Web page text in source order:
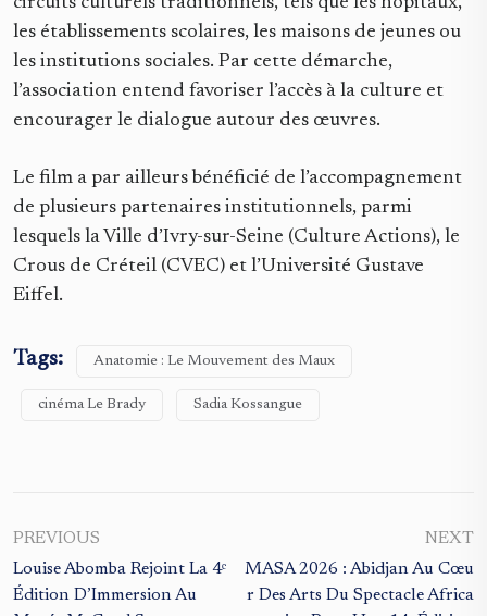
les établissements scolaires, les maisons de jeunes ou
les institutions sociales. Par cette démarche,
l’association entend favoriser l’accès à la culture et
encourager le dialogue autour des œuvres.
Le film a par ailleurs bénéficié de l’accompagnement
de plusieurs partenaires institutionnels, parmi
lesquels la Ville d’Ivry-sur-Seine (Culture Actions), le
Crous de Créteil (CVEC) et l’Université Gustave
Eiffel.
Tags: Anatomie : Le Mouvement des Maux
cinéma Le Brady Sadia Kossangue
PREVIOUS
Louise Abomba Rejoint La 4ᵉ
Édition D’Immersion Au
NEXT
MASA 2026 : Abidjan Au Cœu
R Des Arts Du Spectacle Africa